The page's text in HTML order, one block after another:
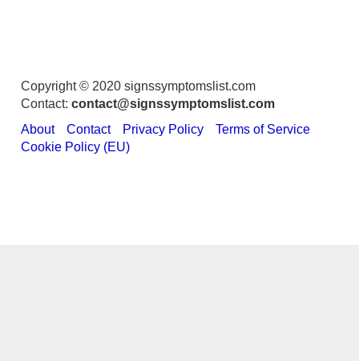
Copyright © 2020 signssymptomslist.com
Contact: contact@signssymptomslist.com
About
Contact Privacy Policy
Terms of Service
Cookie Policy (EU)